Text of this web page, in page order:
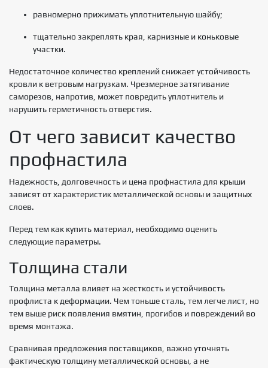
равномерно прижимать уплотнительную шайбу;
тщательно закреплять края, карнизные и коньковые
участки.
Недостаточное количество креплений снижает устойчивость
кровли к ветровым нагрузкам. Чрезмерное затягивание
саморезов, напротив, может повредить уплотнитель и
нарушить герметичность отверстия.
От чего зависит качество
профнастила
Надежность, долговечность и цена профнастила для крыши
зависят от характеристик металлической основы и защитных
слоев.
Перед тем как купить материал, необходимо оценить
следующие параметры.
Толщина стали
Толщина металла влияет на жесткость и устойчивость
профлиста к деформации. Чем тоньше сталь, тем легче лист, но
тем выше риск появления вмятин, прогибов и повреждений во
время монтажа.
Сравнивая предложения поставщиков, важно уточнять
фактическую толщину металлической основы, а не